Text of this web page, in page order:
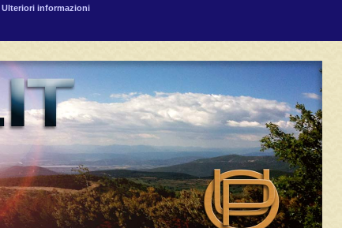
Ulteriori informazioni